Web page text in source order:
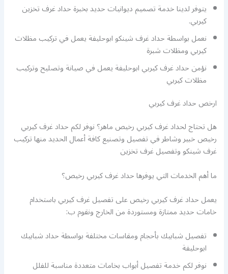
يتوفر لدينا خدمة تصميم ديوانيات حديد بخبرة حداد غرف تخزين
كيربي.
نعمل بواسطة حداد غرف شينكو ابوحليفة يعمل في تركيب مظلات
كيربي ومظلات شبرة
نؤمن حداد غرف كيربي ابوحليفة يعمل في صيانة وتصليح وتركيب
مظلات كيربي
ارخص حداد غرف كيربي
هل تحتاج لحداد غرف كيربي رخيص ماهر؟ نوفر لكم حداد غرف كيربي
رخيص خبير وشاطر في تفصيل وتصنيع كافة أعمال الحديد منها تركيب
غرف شينكو وتفصيل غرف تخزين
ما أهم الخدمات التي يوفرها حداد غرف كيربي رخيص؟
يعمل حداد غرف كيربي رخيص على تفصيل غرف كيربي باستخدام
خامات حديد ممتازة ومستوردة من الخارج ونقوم ب:
تفصيل شبابيك بأحجام ومقاسات مختلفة بواسطة حداد شبابيك
ابوحليفة
نوفر لكم خدمة تفصيل أبواب بخامات متعددة مناسبة للفلل